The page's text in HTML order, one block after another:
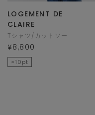
LOGEMENT DE
CLAIRE
Tシャツ/カットソー
¥8,800
×10pt